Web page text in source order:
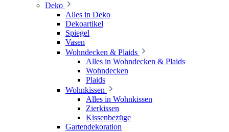
Deko
Alles in Deko
Dekoartikel
Spiegel
Vasen
Wohndecken & Plaids
Alles in Wohndecken & Plaids
Wohndecken
Plaids
Wohnkissen
Alles in Wohnkissen
Zierkissen
Kissenbezüge
Gartendekoration